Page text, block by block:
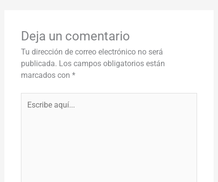
Deja un comentario
Tu dirección de correo electrónico no será
publicada. Los campos obligatorios están
marcados con *
aquí...